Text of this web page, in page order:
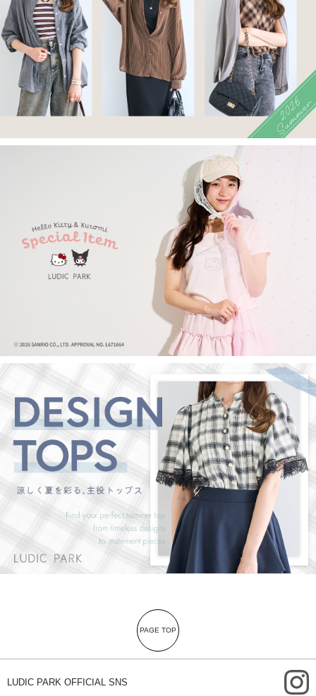
PAGE TOP
LUDIC PARK OFFICIAL SNS